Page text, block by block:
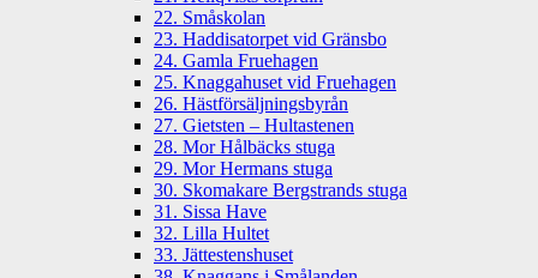
22. Småskolan
23. Haddisatorpet vid Gränsbo
24. Gamla Fruehagen
25. Knaggahuset vid Fruehagen
26. Hästförsäljningsbyrån
27. Gietsten – Hultastenen
28. Mor Hålbäcks stuga
29. Mor Hermans stuga
30. Skomakare Bergstrands stuga
31. Sissa Have
32. Lilla Hultet
33. Jättestenshuset